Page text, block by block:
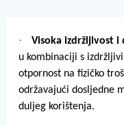
· Visoka izdržljivost i
u kombinaciji s
otpornost na fizičko
održavajući dosljedne
duljeg korištenja.